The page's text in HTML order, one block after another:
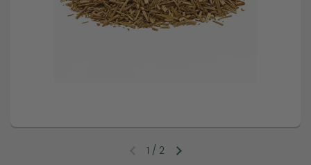
Vorige diaVolgende dia
1 / 2